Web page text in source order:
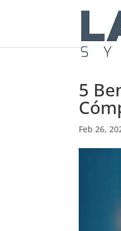
5
Feb 26,